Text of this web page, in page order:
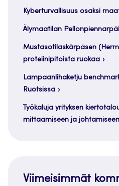
Kyberturvallisuus osaksi
Älymaatilan
Mustasotilaskärpäsen
proteiinipitoista ruokaa
Lampaanlihaketju
Ruotsissa
Työkaluja yrityksen
mittaamiseen ja johtamiseen
Viimeisimmät